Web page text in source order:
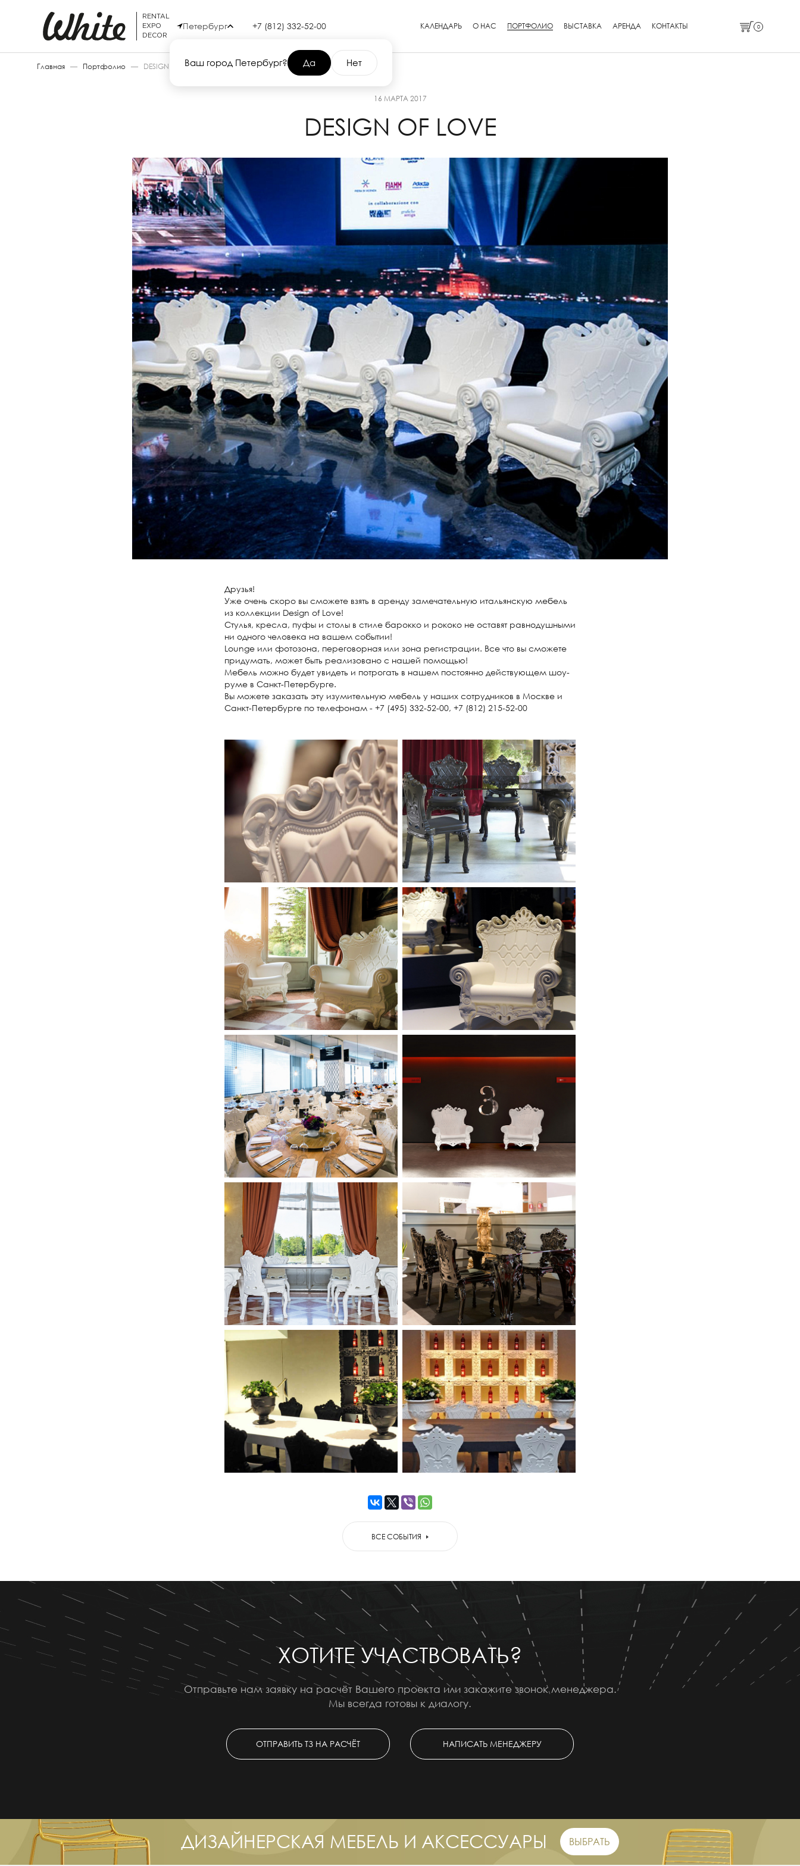
RENTAL
EXPO
DECOR
Петербург
Ваш город Петербург? Да Нет
+7 (812) 332-52-00 КАЛЕНДАРЬ О НАС ПОРТФОЛИО ВЫСТАВКА АРЕНДА КОНТАКТЫ 0
Главная — Портфолио — DESIGN OF LOVE
16 МАРТА 2017
DESIGN OF LOVE
Друзья!
Уже очень скоро вы сможете взять в аренду замечательную итальянскую мебель
из коллекции Design of Love!
Стулья, кресла, пуфы и столы в стиле барокко и рококо не оставят равнодушными
ни одного человека на вашем событии!
Lounge или фотозона, переговорная или зона регистрации. Все что вы сможете
придумать, может быть реализовано с нашей помощью!
Мебель можно будет увидеть и потрогать в нашем постоянно действующем шоу-
руме в Санкт-Петербурге.
Вы можете заказать эту изумительную мебель у наших сотрудников в Москве и
Санкт-Петербурге по телефонам - +7 (495) 332-52-00, +7 (812) 215-52-00
ВСЕ СОБЫТИЯ
ХОТИТЕ УЧАСТВОВАТЬ?
Отправьте нам заявку на расчёт Вашего проекта или закажите звонок менеджера.
Мы всегда готовы к диалогу.
ОТПРАВИТЬ ТЗ НА РАСЧЁТ НАПИСАТЬ МЕНЕДЖЕРУ
ДИЗАЙНЕРСКАЯ МЕБЕЛЬ И АКСЕССУАРЫ ВЫБРАТЬ